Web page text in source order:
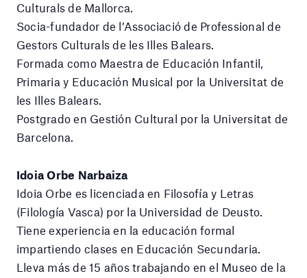
Culturals de Mallorca.
Socia-fundador de l’Associació de Professional de
Gestors Culturals de les Illes Balears.
Formada como Maestra de Educación Infantil,
Primaria y Educación Musical por la Universitat de
les Illes Balears.
Postgrado en Gestión Cultural por la Universitat de
Barcelona.
Idoia Orbe Narbaiza
Idoia Orbe es licenciada en Filosofía y Letras
(Filología Vasca) por la Universidad de Deusto.
Tiene experiencia en la educación formal
impartiendo clases en Educación Secundaria.
Lleva más de 15 años trabajando en el Museo de la